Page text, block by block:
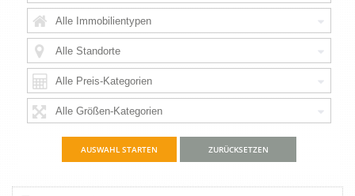
ZURÜCKSETZEN